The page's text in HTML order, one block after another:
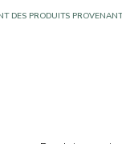
DES PRODUITS